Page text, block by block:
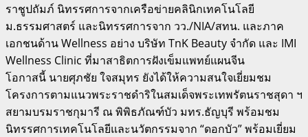
ราชูปถัมภ์ นิทรรศการจากเครือข่ายคลินิกเทคโนโลยี
ม.ธรรมศาสตร์ และนิทรรศการจาก วว./NIA/สทน. และภาค
เอกชนด้าน Wellness อย่าง บริษัท TnK Beauty จำกัด และ IMI
Wellness Clinic ที่มาสาธิตการฝังเข็มแพทย์แผนจีน
โอกาสนี้ นายศุภชัย ใจสมุทร ยังได้ให้ความสนใจเยี่ยมชม
โครงการตามแนวพระราชดำริในสมเด็จพระเทพรัตนราชสุดา ฯ
สยามบรมราชกุมารี ณ พิพิธภัณฑ์บัว มทร.ธัญบุรี พร้อมชม
นิทรรศการเทคโนโลยีและนวัตกรรมจาก “ดอกบัว” พร้อมเยี่ยม